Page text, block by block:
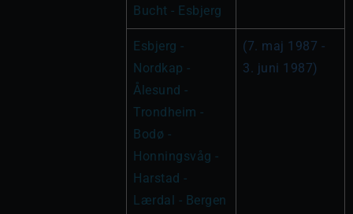
Bucht - Esbjerg
Esbjerg -
Nordkap -
Ålesund -
Trondheim -
Bodø -
Honningsvåg -
Harstad -
Lærdal - Bergen
(7. maj 1987 -
3. juni 1987)